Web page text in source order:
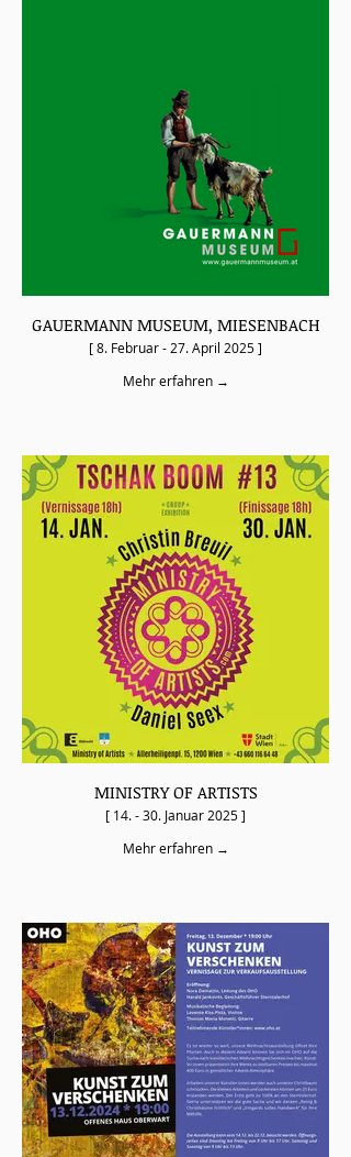
GAUERMANN MUSEUM, MIESENBACH
[ 8. Februar - 27. April 2025 ]
Mehr erfahren →
MINISTRY OF ARTISTS
[ 14. - 30. Januar 2025 ]
Mehr erfahren →